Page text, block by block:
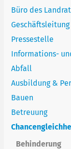
Büro des
Geschäftsleitung
Pressestelle
Informations-
Abfall
Ausbildung &
Bauen
Betreuung
Behinderung